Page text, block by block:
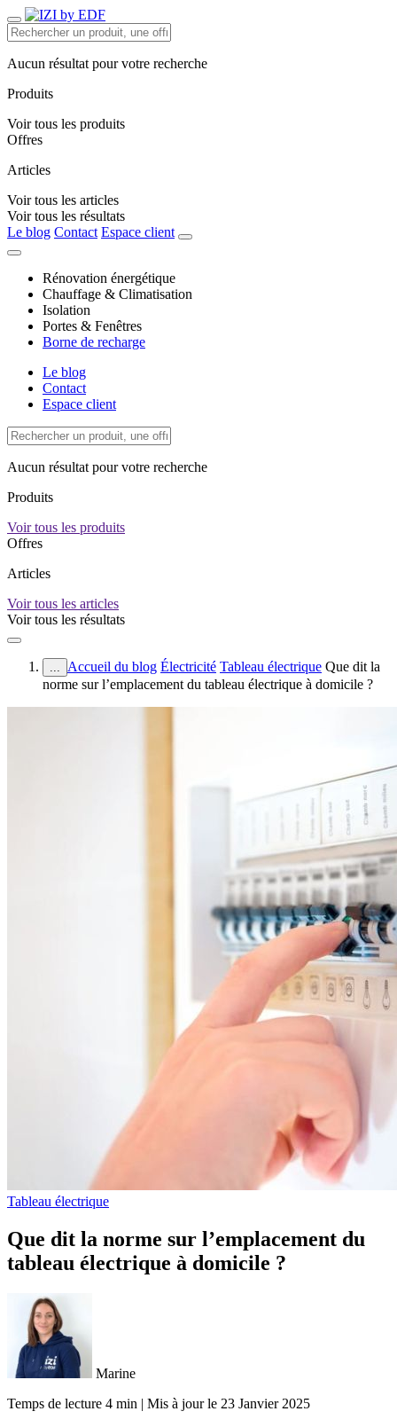
Aucun résultat pour votre recherche
Produits
Voir tous les produits
Offres
Articles
Voir tous les articles
Voir tous les résultats
Le blog Contact Espace client
Rénovation énergétique
Chauffage & Climatisation
Isolation
Portes & Fenêtres
Borne de recharge
Le blog
Contact
Espace client
Aucun résultat pour votre recherche
Produits
Voir tous les produits
Offres
Articles
Voir tous les articles
Voir tous les résultats
... Accueil du blog Électricité Tableau électrique Que dit la
norme sur l’emplacement du tableau électrique à domicile ?
Tableau électrique
Que dit la norme sur l’emplacement du
tableau électrique à domicile ?
Marine
Temps de lecture 4 min | Mis à jour le 23 Janvier 2025